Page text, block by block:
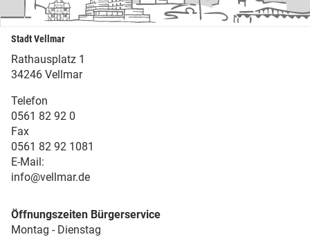
Stadt Vellmar
Rathausplatz 1
34246 Vellmar
Telefon
0561 82 92 0
Fax
0561 82 92 1081
E-Mail:
info@vellmar.de
Öffnungszeiten Bürgerservice
Montag - Dienstag